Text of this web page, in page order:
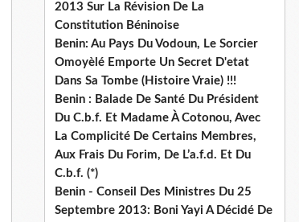
2013 Sur La Révision De La
Constitution Béninoise
Benin: Au Pays Du Vodoun, Le Sorcier
Omoyèlé Emporte Un Secret D'etat
Dans Sa Tombe (Histoire Vraie) !!!
Benin : Balade De Santé Du Président
Du C.b.f. Et Madame À Cotonou, Avec
La Complicité De Certains Membres,
Aux Frais Du Forim, De L’a.f.d. Et Du
C.b.f. (*)
Benin - Conseil Des Ministres Du 25
Septembre 2013: Boni Yayi A Décidé De